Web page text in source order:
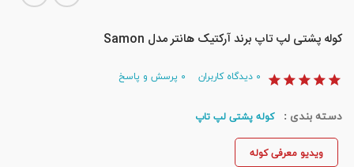
کوله پشتی لپ تاپ برند آرکتیک هانتر مدل Samon
دیدگاه کاربران پرسش و پاسخ
دسته بندی : کوله پشتی لپ تاپ
ویدیو معرفی کوله